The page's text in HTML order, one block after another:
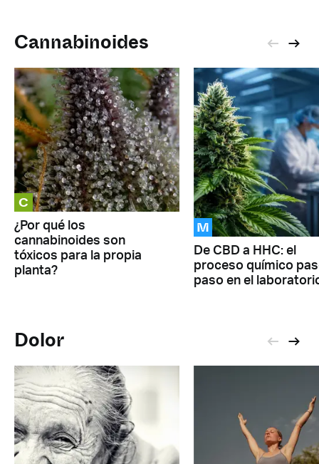
Cannabinoides
C
¿Por qué los
cannabinoides son
tóxicos para la propia
planta?
M
De CBD a HHC: el
proceso químico
paso en el
Dolor